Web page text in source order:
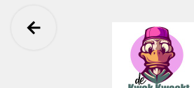
Ga terug